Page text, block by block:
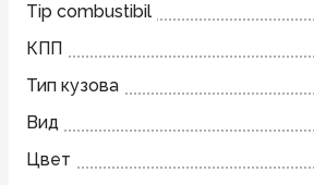
Tip combustibil
КПП
Тип кузова
Вид
Цвет